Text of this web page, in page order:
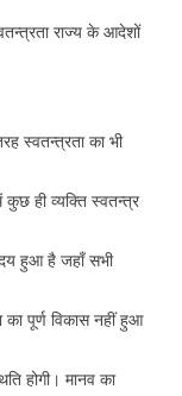
राज्य के आदेशों
स्वतन्त्रता का भी
ही व्यक्ति स्वतन्त्र
हुआ है जहाँ सभी
का पूर्ण विकास नहीं हुआ
होगी। मानव का